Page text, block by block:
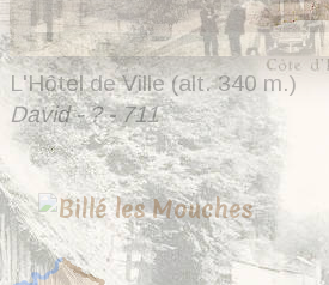
L'Hôtel de Ville (alt. 340 m.)
David - ? - 711